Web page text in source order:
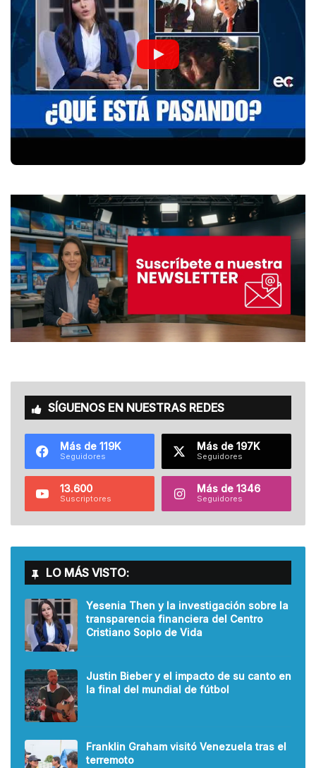
SÍGUENOS EN NUESTRAS REDES
Más de 119K
Seguidores
Más de 197K
Seguidores
13.600
Suscriptores
Más de 1346
Seguidores
LO MÁS VISTO:
Yesenia Then y la investigación sobre la
transparencia financiera del Centro
Cristiano Soplo de Vida
Justin Bieber y el impacto de su canto en
la final del mundial de fútbol
Franklin Graham visitó Venezuela tras el
terremoto